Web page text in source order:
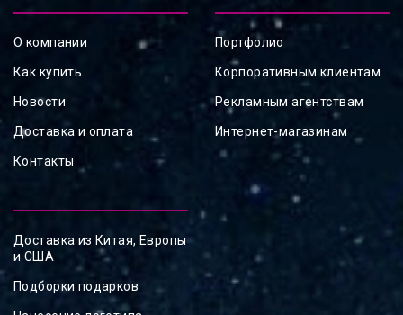
О компании
Как купить
Новости
Доставка и оплата
Контакты
Портфолио
Корпоративным клиентам
Рекламным агентствам
Интернет-магазинам
Доставка из Китая, Европы
и США
Подборки подарков